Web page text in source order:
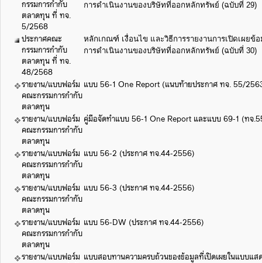
กรรมการกำกับ
ตลาดทุน ที่ ทจ.
5/2568
การดำเนินงานของบริษัทที่ออกหลักทรัพย์ (ฉบับที่ 29)
ประกาศคณะ
กรรมการกำกับ
ตลาดทุน ที่ ทจ.
48/2568
หลักเกณฑ์ เงื่อนไข และวิธีการรายงานการเปิดเผยข้
การดำเนินงานของบริษัทที่ออกหลักทรัพย์ (ฉบับที่ 30)
รายงาน/แบบฟอร์ม
คณะกรรมการกำกับ
ตลาดทุน
แบบ 56-1 One Report (แนบท้ายประกาศ ทจ. 55/
รายงาน/แบบฟอร์ม
คณะกรรมการกำกับ
ตลาดทุน
คู่มือจัดทำแบบ 56-1 One Report และแบบ 69-1 (ทจ
รายงาน/แบบฟอร์ม
คณะกรรมการกำกับ
ตลาดทุน
แบบ 56-2 (ประกาศ ทจ.44-2556)
รายงาน/แบบฟอร์ม
คณะกรรมการกำกับ
ตลาดทุน
แบบ 56-3 (ประกาศ ทจ.44-2556)
รายงาน/แบบฟอร์ม
คณะกรรมการกำกับ
ตลาดทุน
แบบ 56-DW (ประกาศ ทจ.44-2556)
รายงาน/แบบฟอร์ม แบบสอบทานความครบถ้วนของข้อมูลที่เปิดเผยในแบบแส